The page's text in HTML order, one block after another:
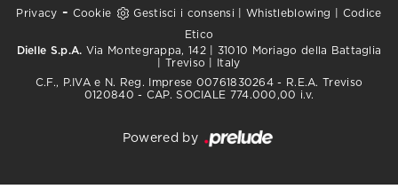
Privacy - Cookie Gestisci i consensi Whistleblowing
Codice
Etico
Dielle S.p.A. Via Montegrappa, 142 | 31010 Moriago della Battaglia
| Treviso | Italy
C.F., P.IVA e N. Reg. Imprese 00761830264 - R.E.A. Treviso
0120840 - CAP. SOCIALE 774.000,00 i.v.
Powered by